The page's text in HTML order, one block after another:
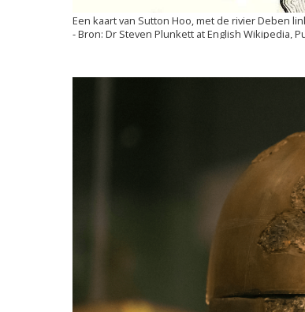
Een kaart van Sutton Hoo, met de rivier Deben
Dr Steven Plunkett at English Wikipedia,